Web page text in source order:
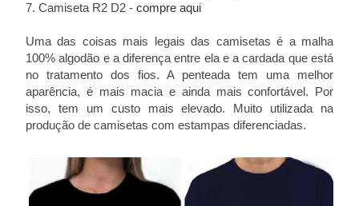
7. Camiseta R2 D2 - compre aqui
Uma das coisas mais legais das camisetas é a malha
100% algodão e a diferença entre ela e a cardada que está
no tratamento dos fios. A penteada tem uma melhor
aparência, é mais macia e ainda mais confortável. Por
isso, tem um custo mais elevado. Muito utilizada na
produção de camisetas com estampas diferenciadas.